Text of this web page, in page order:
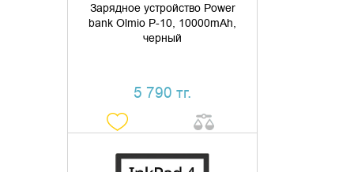
Зарядное устройство Power
bank Olmio P-10, 10000mAh,
черный
5 790 тг.